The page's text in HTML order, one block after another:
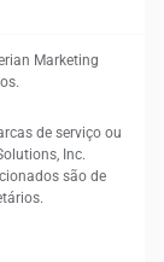
Marketing
de serviço ou
Inc.
são de